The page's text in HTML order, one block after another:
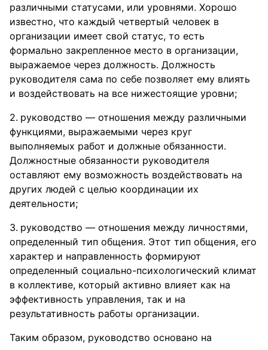
различными статусами, или уровнями. Хорошо
известно, что каждый четвертый человек в
организации имеет свой статус, то есть
формально закрепленное место в организации,
выражаемое через должность. Должность
руководителя сама по себе позволяет ему влиять
и воздействовать на все нижестоящие уровни;
руководство — отношения между различными
функциями, выражаемыми через круг
выполняемых работ и должные обязанности.
Должностные обязанности руководителя
оставляют ему возможность воздействовать на
других людей с целью координации их
деятельности;
руководство — отношения между личностями,
определенный тип общения. Этот тип общения, его
характер и направленность формируют
определенный социально-психологический климат
в коллективе, который активно влияет как на
эффективность управления, так и на
результативность работы организации.
Таким образом, руководство основано на